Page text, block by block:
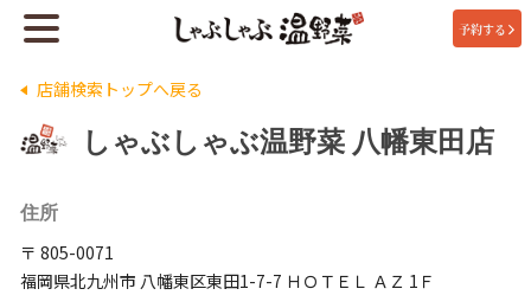
予約する
店舗検索トップへ戻る
しゃぶしゃぶ温野菜 八幡東田店
住所
〒 805-0071
福岡県北九州市 八幡東区東田1-7-7 ＨＯＴＥＬ ＡＺ 1Ｆ